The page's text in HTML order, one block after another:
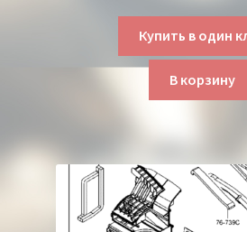
Купить в один
В корзину